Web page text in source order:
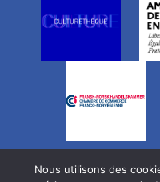
Offres d’emploi
Nous utilisons des